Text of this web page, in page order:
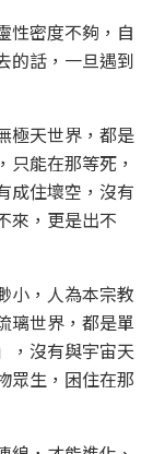
性密度不夠，自
的話，一旦遇到
極天世界，都是
能在那等死，
成住壞空，沒有
來，更是出不
小，人為本宗教
璃世界，都是單
，沒有與宇宙天
眾生，困住在那